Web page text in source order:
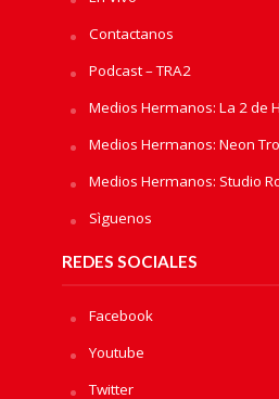
Contactanos
Podcast – TRA2
Medios Hermanos: La 2 de
Medios Hermanos: Neon
Medios Hermanos: Studio
Sìguenos
REDES SOCIALES
Facebook
Youtube
Twitter